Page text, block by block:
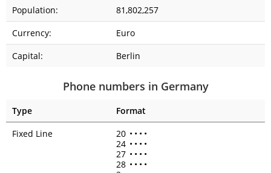
Population:
81,802,257
Currency:
Euro
Capital:
Berlin
Phone numbers in Germany
Type
Format
Fixed Line
20 • • • •
24 • • • •
27 • • • •
28 • • • •